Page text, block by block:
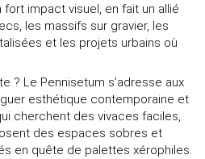
fort impact visuel, en fait un allié
les massifs sur gravier, les
et les projets urbains où
? Le Pennisetum s’adresse aux
esthétique contemporaine et
cherchent des vivaces faciles,
des espaces sobres et
en quête de palettes xérophiles.